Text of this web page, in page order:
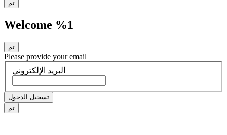
تم
Welcome %1
تم
Please provide your email
البريد الإلكتروني
تسجيل الدخول
تم